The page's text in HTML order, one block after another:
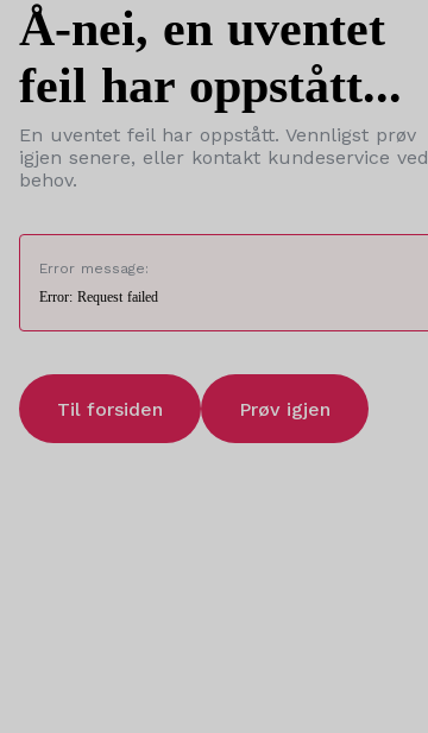
Å-nei, en uventet
feil har oppstått...
En uventet feil har oppstått. Vennligst prøv
igjen senere, eller kontakt kundeservice ved
behov.
Error message:
Error: Request failed
Til forsiden Prøv igjen